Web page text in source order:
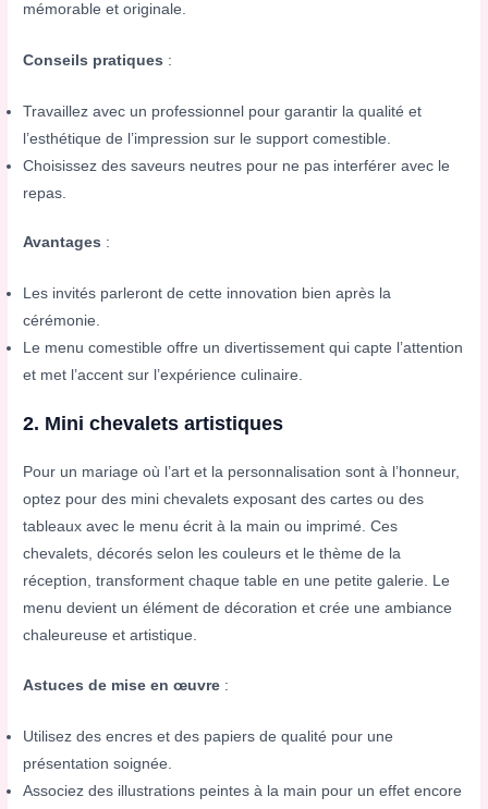
mémorable et originale.
Conseils pratiques :
Travaillez avec un professionnel pour garantir la qualité et
l’esthétique de l’impression sur le support comestible.
Choisissez des saveurs neutres pour ne pas interférer avec le
repas.
Avantages :
Les invités parleront de cette innovation bien après la
cérémonie.
Le menu comestible offre un divertissement qui capte l’attention
et met l’accent sur l’expérience culinaire.
2. Mini chevalets artistiques
Pour un mariage où l’art et la personnalisation sont à l’honneur,
optez pour des mini chevalets exposant des cartes ou des
tableaux avec le menu écrit à la main ou imprimé. Ces
chevalets, décorés selon les couleurs et le thème de la
réception, transforment chaque table en une petite galerie. Le
menu devient un élément de décoration et crée une ambiance
chaleureuse et artistique.
Astuces de mise en œuvre :
Utilisez des encres et des papiers de qualité pour une
présentation soignée.
Associez des illustrations peintes à la main pour un effet encore